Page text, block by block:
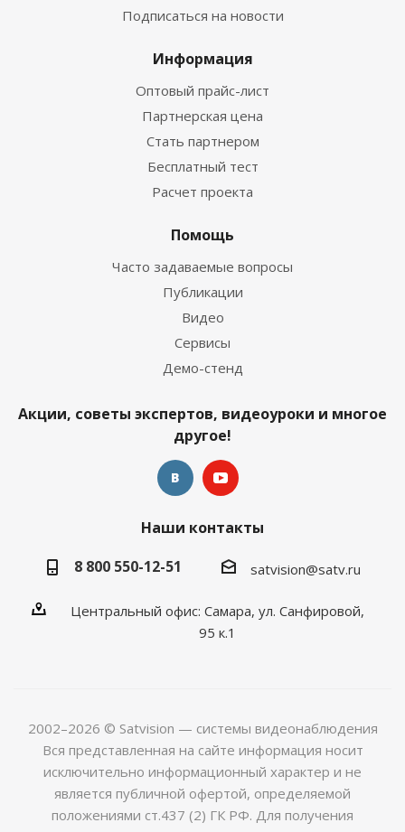
Подписаться на новости
Информация
Оптовый прайс-лист
Партнерская цена
Стать партнером
Бесплатный тест
Расчет проекта
Помощь
Часто задаваемые вопросы
Публикации
Видео
Сервисы
Демо-стенд
Акции, советы экспертов, видеоуроки и многое
другое!
Наши контакты
8 800 550-12-51
satvision@satv.ru
Центральный офис: Самара, ул. Санфировой,
95 к.1
2002–2026 © Satvision — системы видеонаблюдения
Вся представленная на сайте информация носит
исключительно информационный характер и не
является публичной офертой, определяемой
положениями ст.437 (2) ГК РФ. Для получения